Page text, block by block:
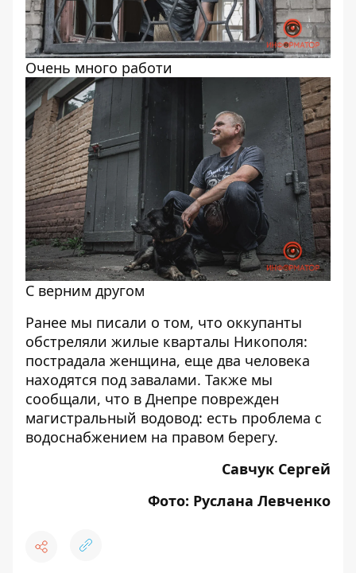
Очень много работи
С верним другом
Ранее мы писали о том, что оккупанты
обстреляли жилые кварталы Никополя:
пострадала женщина, еще два человека
находятся под завалами. Также мы
сообщали, что в Днепре поврежден
магистральный водовод: есть проблема с
водоснабжением на правом берегу.
Савчук Сергей
Фото: Руслана Левченко